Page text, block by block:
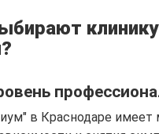
в Краснодаре